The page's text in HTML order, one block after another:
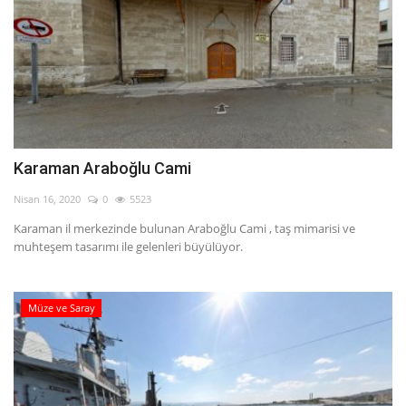
Karaman Araboğlu Cami
Nisan 16, 2020 0 5523
Karaman il merkezinde bulunan Araboğlu Cami , taş mimarisi ve
muhteşem tasarımı ile gelenleri büyülüyor.
Müze ve Saray